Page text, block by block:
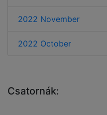
2022 November
2022 October
Csatornák: